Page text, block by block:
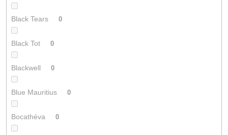
Black Tears 0
Black Tot 0
Blackwell 0
Blue Mauritius 0
Bocathéva 0